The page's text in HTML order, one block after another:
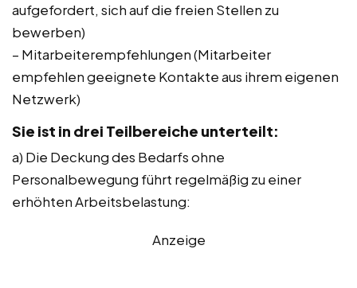
aufgefordert, sich auf die freien Stellen zu
bewerben)
– Mitarbeiterempfehlungen (Mitarbeiter
empfehlen geeignete Kontakte aus ihrem eigenen
Netzwerk)
Sie ist in drei Teilbereiche unterteilt:
a) Die Deckung des Bedarfs ohne
Personalbewegung führt regelmäßig zu einer
erhöhten Arbeitsbelastung:
Anzeige